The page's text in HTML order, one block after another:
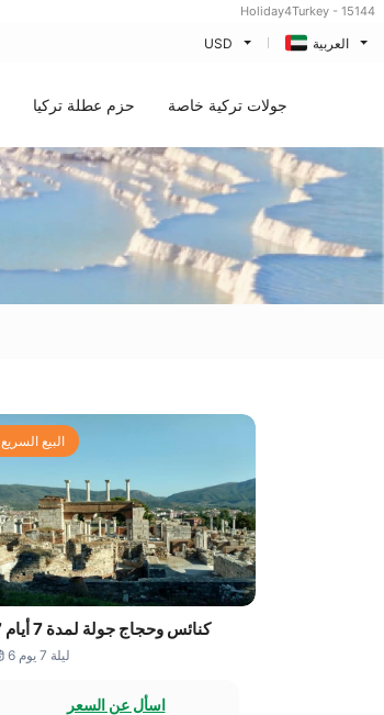
Holiday4Turkey - 15144
USD العربية
حزم عطلة تركيا جولات تركية خاصة
البيع السريع
7 كنائس وحجاج جولة لمدة 7 أيام
6 ليلة 7 يوم
اسأل عن السعر